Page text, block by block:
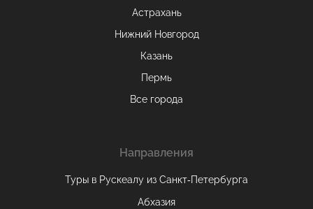
Астрахань
Нижний Новгород
Казань
Пермь
Все города
Направления
Туры в Рускеалу из Санкт‑Петербурга
Абхазия